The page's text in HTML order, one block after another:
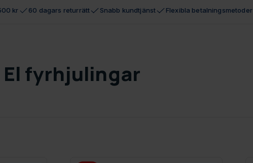
kr 60 dagars returrätt Snabb kundtjänst Flexibla betalningsmetoder
El fyrhjulingar